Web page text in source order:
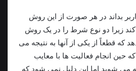
بداند در هر صورت از این روش
زیرا دو نوع شرط را در یک روش
که قطعاً از یکی از آنها به نتیجه می
حین انجام فعالیت ها با معایب
شوید اما این دلیل نمی شود که